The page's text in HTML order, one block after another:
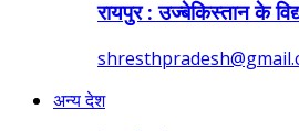
रायपुर : उज्बेकिस्तान के
अन्य देश